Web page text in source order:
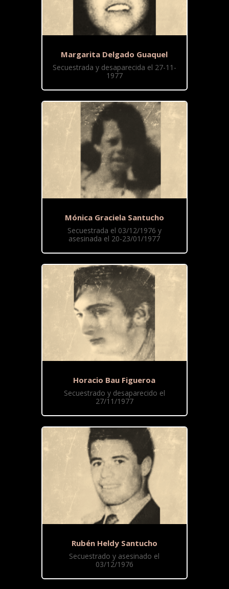
Margarita Delgado Guaquel
Secuestrada y desaparecida el 27-11-
1977
Mónica Graciela Santucho
Secuestrada el 03/12/1976 y
asesinada el 20-23/01/1977
Horacio Bau Figueroa
Secuestrado y desaparecido el
27/11/1977
Rubén Heldy Santucho
Secuestrado y asesinado el
03/12/1976